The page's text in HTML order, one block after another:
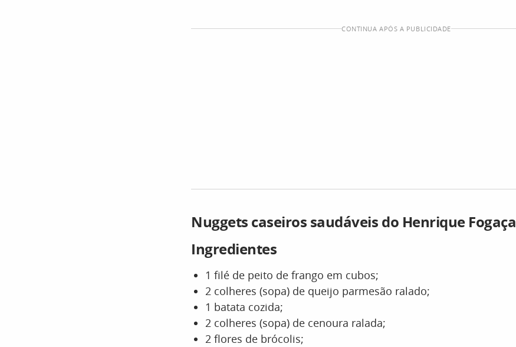
CONTINUA APÓS A PUBLICIDADE
Nuggets caseiros saudáveis do Henrique Fogaça
Ingredientes
1 filé de peito de frango em cubos;
2 colheres (sopa) de queijo parmesão ralado;
1 batata cozida;
2 colheres (sopa) de cenoura ralada;
2 flores de brócolis;